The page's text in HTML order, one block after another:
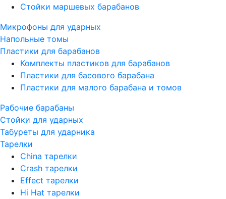
Стойки маршевых барабанов
Микрофоны для ударных
Напольные томы
Пластики для барабанов
Комплекты пластиков для барабанов
Пластики для басового барабана
Пластики для малого барабана и томов
Рабочие барабаны
Стойки для ударных
Табуреты для ударника
Тарелки
China тарелки
Crash тарелки
Effect тарелки
Hi Hat тарелки